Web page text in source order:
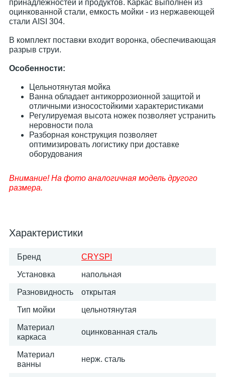
принадлежностей и продуктов. Каркас выполнен из
оцинкованной стали, емкость мойки - из нержавеющей
стали AISI 304.
В комплект поставки входит воронка, обеспечивающая
разрыв струи.
Особенности:
Цельнотянутая мойка
Ванна обладает антикоррозионной защитой и
отличными износостойкими характеристиками
Регулируемая высота ножек позволяет устранить
неровности пола
Разборная конструкция позволяет
оптимизировать логистику при доставке
оборудования
Внимание! На фото аналогичная модель другого
размера.
Характеристики
Бренд CRYSPI
Установка напольная
Разновидность открытая
Тип мойки цельнотянутая
Материал
каркаса
оцинкованная сталь
Материал
ванны
нерж. сталь